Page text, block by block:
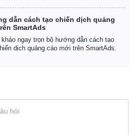
dẫn cách tạo chiến dịch quảng
SmartAds
khảo ngay trọn bộ hướng dẫn cách tạo
dịch quảng cáo mới trên SmartAds.